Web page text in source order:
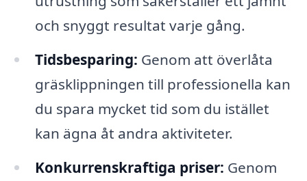
och snyggt resultat varje gång.
Tidsbesparing: Genom att överlåta
gräsklippningen till professionella kan
du spara mycket tid som du istället
kan ägna åt andra aktiviteter.
Konkurrenskraftiga priser: Genom